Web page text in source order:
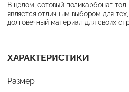
В целом, сотовый поликарбонат
является отличным выбором для
долговечный материал для своих
ХАРАКТЕРИСТИКИ
Размер